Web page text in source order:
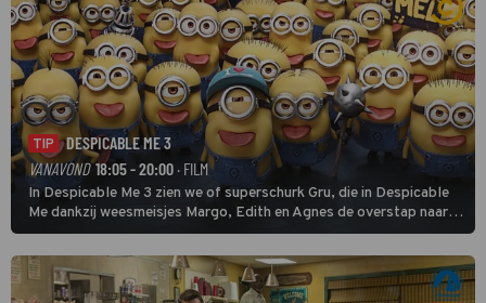
TIP
DESPICABLE ME 3
VANAVOND 18:05 - 20:00· FILM
In Despicable Me 3 zien we of superschurk Gru, die in Despicable
Me dankzij weesmeisjes Margo, Edith en Agnes de overstap naar
het rechte pad maakte, ook op dat pad weet te blijven.